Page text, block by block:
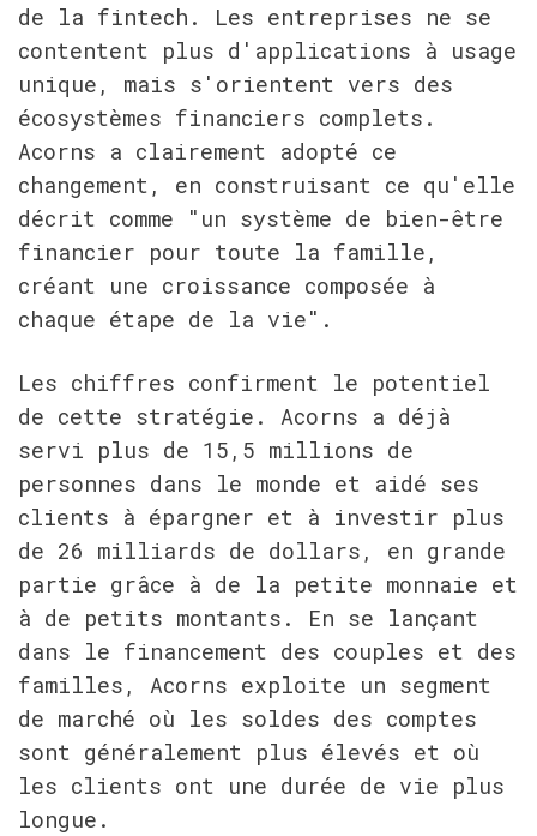
de la fintech. Les entreprises ne se
contentent plus d'applications à usage
unique, mais s'orientent vers des
écosystèmes financiers complets.
Acorns a clairement adopté ce
changement, en construisant ce qu'elle
décrit comme "un système de bien-être
financier pour toute la famille,
créant une croissance composée à
chaque étape de la vie".
Les chiffres confirment le potentiel
de cette stratégie. Acorns a déjà
servi plus de 15,5 millions de
personnes dans le monde et aidé ses
clients à épargner et à investir plus
de 26 milliards de dollars, en grande
partie grâce à de la petite monnaie et
à de petits montants. En se lançant
dans le financement des couples et des
familles, Acorns exploite un segment
de marché où les soldes des comptes
sont généralement plus élevés et où
les clients ont une durée de vie plus
longue.